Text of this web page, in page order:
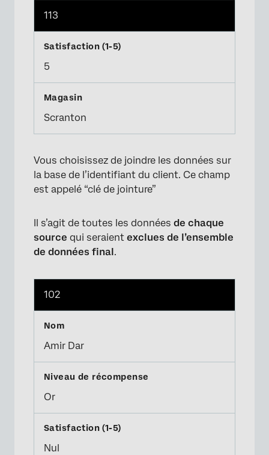
113
5
Scranton
Vous choisissez de joindre les données sur
la base de l’identifiant du client. Ce champ
est appelé “clé de jointure”
Il s’agit de toutes les données de chaque
source qui seraient exclues de l’ensemble
de données final.
102
Amir Dar
Or
Nul